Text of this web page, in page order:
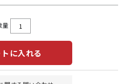
量
に入れる